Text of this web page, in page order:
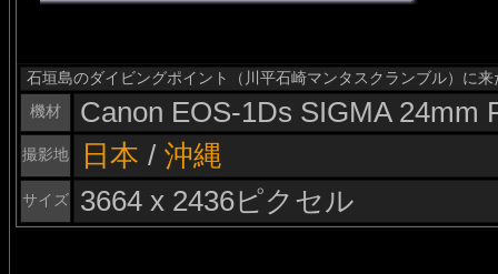
石垣島のダイビングポイント（川平石崎マンタスクランブル）に
機材
Canon EOS-1Ds SIGMA 24mm
撮影地 日本 / 沖縄
サイズ 3664 x 2436ピクセル